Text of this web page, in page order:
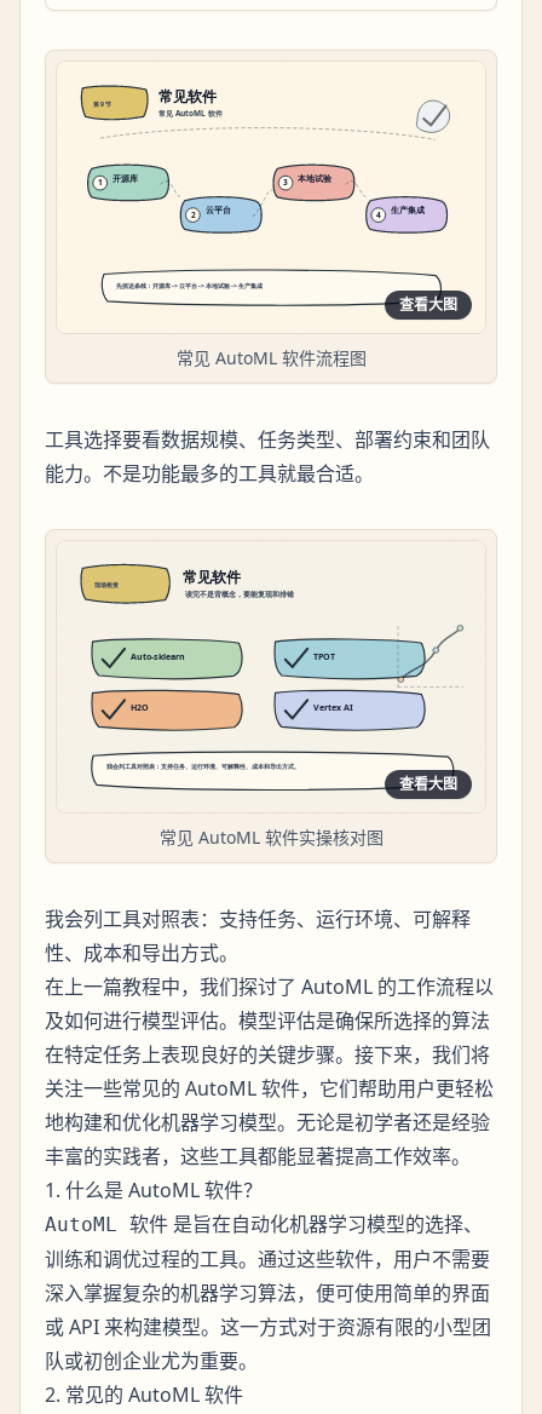
查看大图
常见 AutoML 软件流程图
工具选择要看数据规模、任务类型、部署约束和团队
能力。不是功能最多的工具就最合适。
查看大图
常见 AutoML 软件实操核对图
我会列工具对照表：支持任务、运行环境、可解释
性、成本和导出方式。
在上一篇教程中，我们探讨了 AutoML 的工作流程以
及如何进行模型评估。模型评估是确保所选择的算法
在特定任务上表现良好的关键步骤。接下来，我们将
关注一些常见的 AutoML 软件，它们帮助用户更轻松
地构建和优化机器学习模型。无论是初学者还是经验
丰富的实践者，这些工具都能显著提高工作效率。
1. 什么是 AutoML 软件？
AutoML 软件 是旨在自动化机器学习模型的选择、
训练和调优过程的工具。通过这些软件，用户不需要
深入掌握复杂的机器学习算法，便可使用简单的界面
或 API 来构建模型。这一方式对于资源有限的小型团
队或初创企业尤为重要。
2. 常见的 AutoML 软件